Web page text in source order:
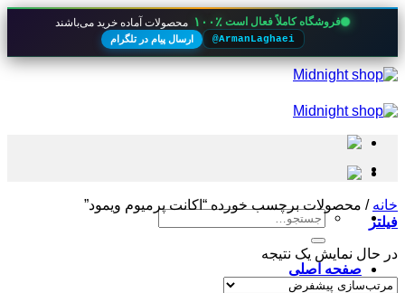
فروشگاه کاملاً فعال است ۱۰۰٪ محصولات آماده خرید می‌باشند
@ArmanLaghaei ارسال پیام در تلگرام
Skip
to
جستجو
صفحه اصلی
خانه / محصولات برچسب خورده “اکانت پرمیوم ویمود”
فیلتر
در حال نمایش یک نتیجه